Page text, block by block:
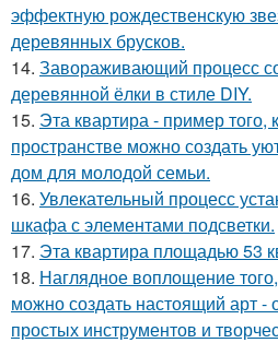
эффектную рождественскую
деревянных брусков.
14. Завораживающий процесс
деревянной ёлки в стиле DIY.
15. Эта квартира - пример того,
пространстве можно создать
дом для молодой семьи.
16. Увлекательный процесс
шкафа с элементами подсветки.
17. Эта квартира площадью 53
18. Наглядное воплощение
можно создать настоящий арт
простых инструментов и